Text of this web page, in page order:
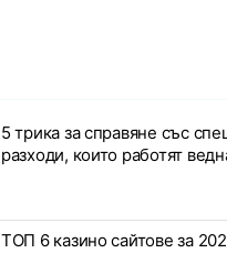
5 трика за справяне със
разходи, които работят
ТОП 6 казино сайтове за